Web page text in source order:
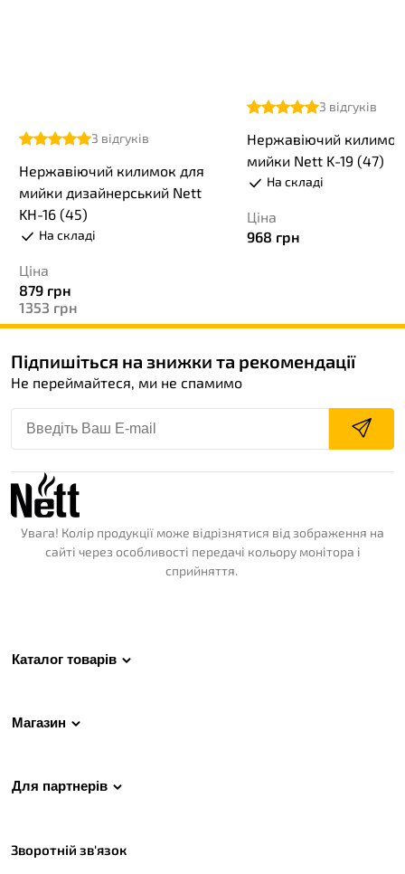
3 відгуків
Нержавіючий килимок для
мийки дизайнерський Nett
KH-16 (45)
На складі
Ціна
879 грн
1353 грн
3 відгуків
Нержавіючий
мийки Nett K-19 (47)
На складі
Ціна
968 грн
Підпишіться на знижки та рекомендації
Не переймайтеся, ми не спамимо
Увага! Колір продукції може відрізнятися від зображення на
сайті через особливості передачі кольору монітора і
сприйняття.
Каталог товарів
Магазин
Для партнерів
Зворотній зв'язок